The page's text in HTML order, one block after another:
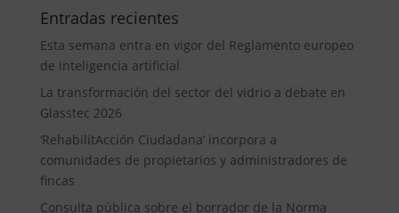
Entradas recientes
Esta semana entra en vigor del Reglamento europeo
de inteligencia artificial
La transformación del sector del vidrio a debate en
Glasstec 2026
‘RehabilitAcción Ciudadana’ incorpora a
comunidades de propietarios y administradores de
fincas
Consulta pública sobre el borrador de la Norma